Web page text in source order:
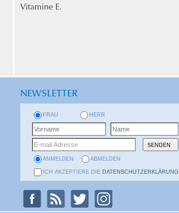
Vitamine E.
NEWSLETTER
FRAU HERR
ANMELDEN ABMELDEN
ICH AKZEPTIERE DIE DATENSCHUTZERKLÄRUNG